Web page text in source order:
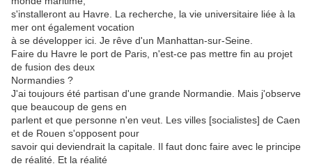
s'installeront au Havre. La recherche, la vie universitaire liée à la
mer ont également vocation
à se développer ici. Je rêve d'un Manhattan-sur-Seine.
Faire du Havre le port de Paris, n'est-ce pas mettre fin au projet
de fusion des deux
Normandies ?
J'ai toujours été partisan d'une grande Normandie. Mais j'observe
que beaucoup de gens en
parlent et que personne n'en veut. Les villes [socialistes] de Caen
et de Rouen s'opposent pour
savoir qui deviendrait la capitale. Il faut donc faire avec le principe
de réalité. Et la réalité